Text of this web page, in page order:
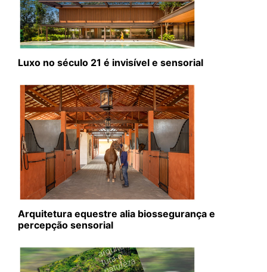
Luxo no século 21 é invisível e sensorial
Arquitetura equestre alia biossegurança e
percepção sensorial